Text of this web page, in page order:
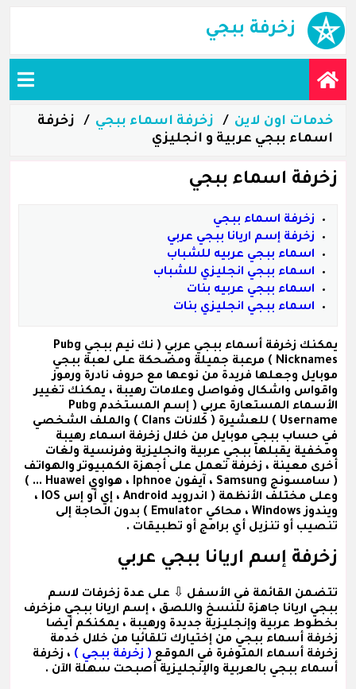
زخرفة ببجي
خدمات اون لاين زخرفة اسماء ببجي
زخرفة
اسماء ببجي عربية و انجليزي
زخرفة اسماء ببجي
زخرفة اسماء ببجي
زخرفة إسم اريانا ببجي عربي
اسماء ببجي عربيه للشباب
اسماء ببجي انجليزي للشباب
اسماء ببجي عربيه بنات
اسماء ببجي انجليزي بنات
يمكنك زخرفة أسماء ببجي عربي
( نك نيم ببجي Pubg
Nicknames ) مرعبة جميلة ومضحكة على لعبة ببجي
موبايل وجعلها فريدة من نوعها مع حروف نادرة ورموز
واقواس واشكال وفواصل وعلامات رهيبة ، يمكنك تغيير
الأسماء المستعارة عربي
( إسم المستخدم Pubg
Username )
للعشيرة ( كلانات Clans )
والملف الشخصي
في حساب ببجي موبايل من خلال زخرفة اسماء رهيبة
ومخفية يقبلها ببجي عربية وانجليزية وفرنسية ولغات
أخرى معينة ، زخرفة تعمل على أجهزة الكمبيوتر والهواتف
( سامسونج Samsung ، آيفون Iphnoe ، هواوي Huawei ... )
وعلى مختلف الأنظمة ( اندرويد Android ، إي أو إس IOS ،
ويندوز Windows ، محاكي Emulator ) بدون الحاجة إلى
تنصيب أو تنزيل أي برامج أو تطبيقات .
زخرفة إسم اريانا ببجي عربي
تتضمن القائمة في الأسفل ⇩ على عدة زخرفات لاسم
ببجي اريانا جاهزة للنسخ واللصق ،إسم اريانا ببجي مزخرف
بخطوط عربية وإنجليزية جديدة ورهيبة ، يمكنكم أيضا
زخرفة أسماء ببجي من إختيارك تلقائيا من خلال خدمة
زخرفة أسماء المتوفرة في الموقع ( زخرفة ببجي ) ، زخرفة
أسماء ببجي بالعربية والإنجليزية أصبحت سهلة الآن .